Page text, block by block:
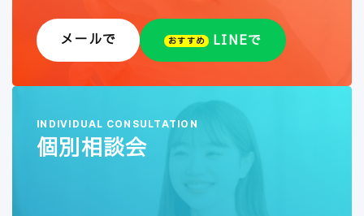
メールで おすすめ LINEで
INDIVIDUAL CONSULTATION
個別相談会